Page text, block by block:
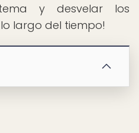
y desvelar los
largo del tiempo!